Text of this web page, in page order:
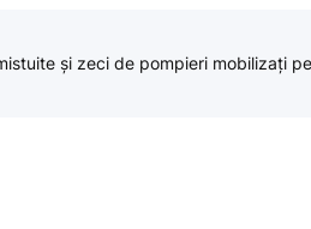
și zeci de pompieri mobilizați